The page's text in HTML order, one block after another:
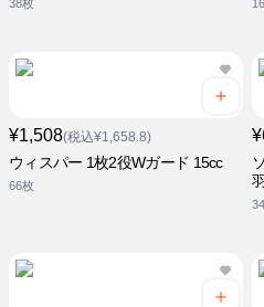
38枚
¥1,508(税込¥1,658.8)
ウィスパー 1枚2役Wガード 15cc
66枚